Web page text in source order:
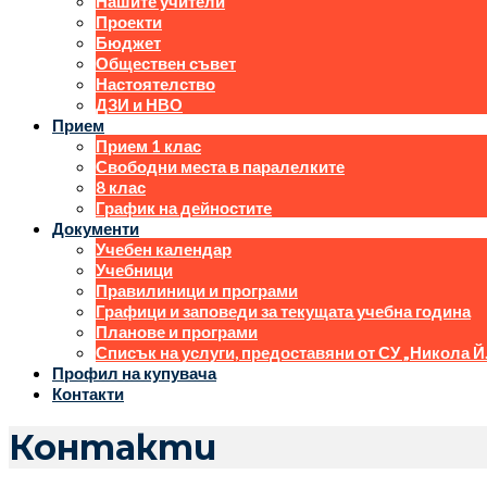
Проекти
Бюджет
Обществен съвет
Настоятелство
ДЗИ и НВО
Прием
Прием 1 клас
Свободни места в паралелките
8 клас
График на дейностите
Документи
Учебен календар
Учебници
Правилиници и програми
Графици и заповеди за текущата учебна година
Планове и програми
Списък на услуги, предоставяни от СУ „Никола
Профил на купувача
Контакти
Контакти